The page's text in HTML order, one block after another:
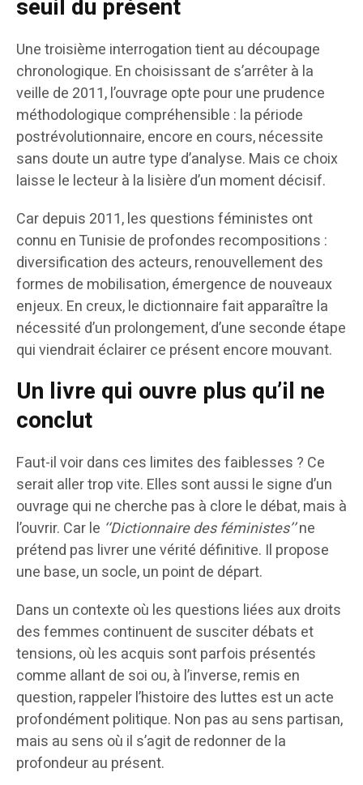
seuil du présent
Une troisième interrogation tient au découpage
chronologique. En choisissant de s’arrêter à la
veille de 2011, l’ouvrage opte pour une prudence
méthodologique compréhensible : la période
postrévolutionnaire, encore en cours, nécessite
sans doute un autre type d’analyse. Mais ce choix
laisse le lecteur à la lisière d’un moment décisif.
Car depuis 2011, les questions féministes ont
connu en Tunisie de profondes recompositions :
diversification des acteurs, renouvellement des
formes de mobilisation, émergence de nouveaux
enjeux. En creux, le dictionnaire fait apparaître la
nécessité d’un prolongement, d’une seconde étape
qui viendrait éclairer ce présent encore mouvant.
Un livre qui ouvre plus qu’il ne
conclut
Faut-il voir dans ces limites des faiblesses ? Ce
serait aller trop vite. Elles sont aussi le signe d’un
ouvrage qui ne cherche pas à clore le débat, mais à
l’ouvrir. Car le ‘‘Dictionnaire des féministes’’ne
prétend pas livrer une vérité définitive. Il propose
une base, un socle, un point de départ.
Dans un contexte où les questions liées aux droits
des femmes continuent de susciter débats et
tensions, où les acquis sont parfois présentés
comme allant de soi ou, à l’inverse, remis en
question, rappeler l’histoire des luttes est un acte
profondément politique. Non pas au sens partisan,
mais au sens où il s’agit de redonner de la
profondeur au présent.